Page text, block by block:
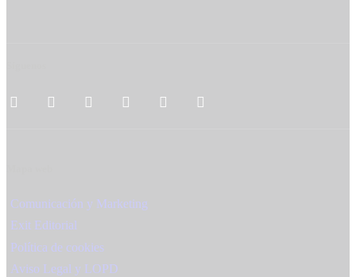
Comunicación y Marketing
Exit Editorial
Política de cookies
Aviso Legal y LOPD